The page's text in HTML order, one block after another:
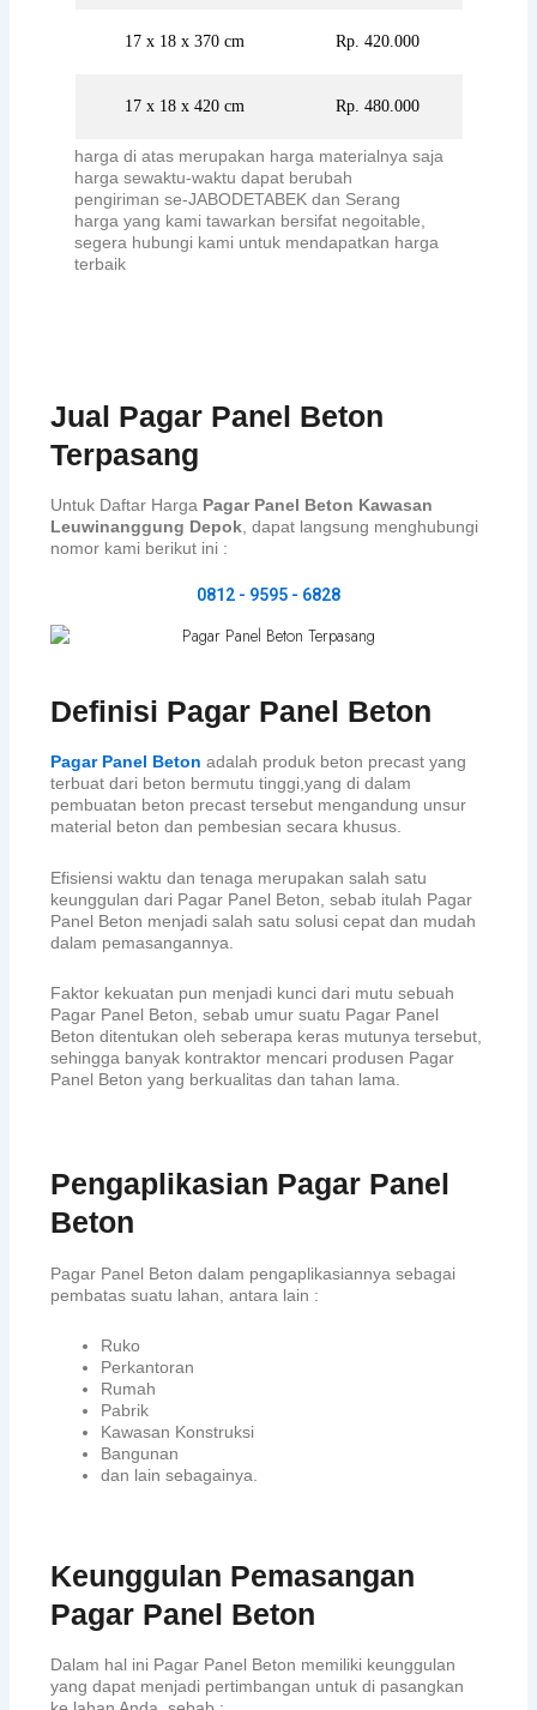
17 x 18 x 370 cm Rp. 420.000
17 x 18 x 420 cm Rp. 480.000
harga di atas merupakan harga materialnya saja
harga sewaktu-waktu dapat berubah
pengiriman se-JABODETABEK dan Serang
harga yang kami tawarkan bersifat negoitable,
segera hubungi kami untuk mendapatkan harga
terbaik
Jual Pagar Panel Beton
Terpasang
Untuk Daftar Harga Pagar Panel Beton Kawasan
Leuwinanggung Depok, dapat langsung menghubungi
nomor kami berikut ini :
0812 - 9595 - 6828
Definisi Pagar Panel Beton
Pagar Panel Betonadalah produk beton precast yang
terbuat dari beton bermutu tinggi,yang di dalam
pembuatan beton precast tersebut mengandung unsur
material beton dan pembesian secara khusus.
Efisiensi waktu dan tenaga merupakan salah satu
keunggulan dari Pagar Panel Beton, sebab itulah Pagar
Panel Beton menjadi salah satu solusi cepat dan mudah
dalam pemasangannya.
Faktor kekuatan pun menjadi kunci dari mutu sebuah
Pagar Panel Beton, sebab umur suatu Pagar Panel
Beton ditentukan oleh seberapa keras mutunya tersebut,
sehingga banyak kontraktor mencari produsen Pagar
Panel Beton yang berkualitas dan tahan lama.
Pengaplikasian Pagar Panel
Beton
Pagar Panel Beton dalam pengaplikasiannya sebagai
pembatas suatu lahan, antara lain :
Ruko
Perkantoran
Rumah
Pabrik
Kawasan Konstruksi
Bangunan
dan lain sebagainya.
Keunggulan Pemasangan
Pagar Panel Beton
Dalam hal ini Pagar Panel Beton memiliki keunggulan
yang dapat menjadi pertimbangan untuk di pasangkan